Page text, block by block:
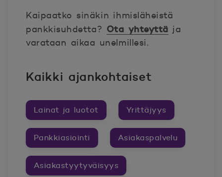
Kaipaatko sinäkin ihmisläheistä
pankkisuhdetta? Ota yhteyttä ja
varataan aikaa unelmillesi.
Kaikki ajankohtaiset
Lainat ja luotot Yrittäjyys
Pankkiasiointi Asiakaspalvelu
Asiakastyytyväisyys